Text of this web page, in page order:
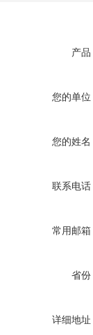
产品
您的单位
您的姓名
联系电话
常用邮箱
省份
详细地址